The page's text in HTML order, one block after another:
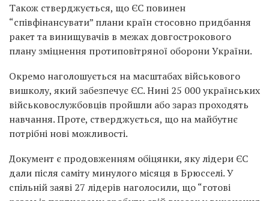
Також стверджується, що ЄС повинен
“співфінансувати” плани країн стосовно придбання
ракет та винищувачів в межах довгострокового
плану зміцнення протиповітряної оборони України.
Окремо наголошується на масштабах військового
вишколу, який забезпечує ЄС. Нині 25 000 українських
військовослужбовців пройшли або зараз проходять
навчання. Проте, стверджується, що на майбутнє
потрібні нові можливості.
Документ є продовженням обіцянки, яку лідери ЄС
дали після саміту минулого місяця в Брюсселі. У
спільній заяві 27 лідерів наголосили, що “готові